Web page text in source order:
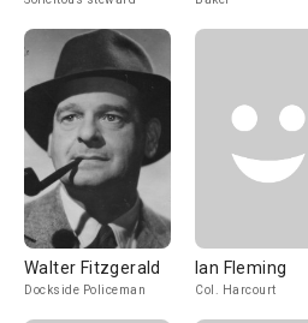
Walter Fitzgerald
Dockside Policeman
Ian Fleming
Col. Harcourt